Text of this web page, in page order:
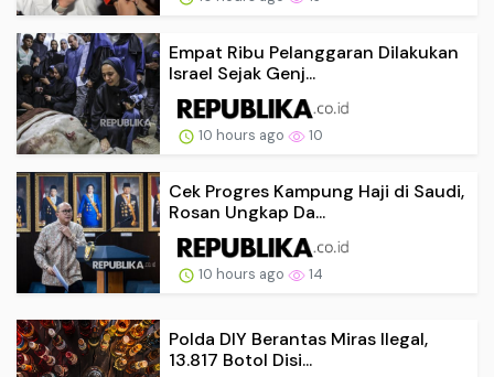
Empat Ribu Pelanggaran Dilakukan
Israel Sejak Genj...
10 hours ago 10
Cek Progres Kampung Haji di Saudi,
Rosan Ungkap Da...
10 hours ago 14
Polda DIY Berantas Miras Ilegal,
13.817 Botol Disi...